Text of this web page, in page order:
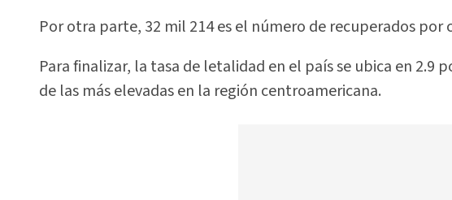
Por otra parte, 32 mil 214 es el número de recuperados por
Para finalizar, la tasa de letalidad en el país se ubica en 2.9
de las más elevadas en la región centroamericana.